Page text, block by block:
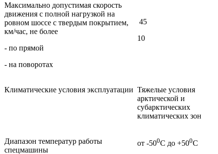
Максимально допустимая скорость
движения с полной нагрузкой на
ровном шоссе с твердым покрытием,
км/час, не более
- по прямой
- на поворотах
45
10
Климатические условия эксплуатации Тяжелые условия
арктической и
субарктических
климатических зон
Диапазон температур работы
спецмашины
от -500С до +500С